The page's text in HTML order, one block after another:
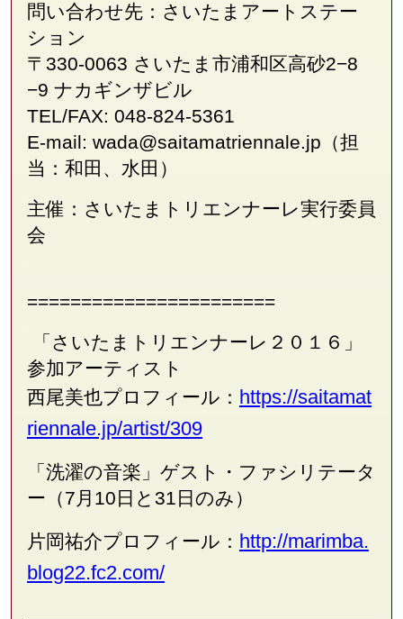
問い合わせ先：さいたまアートステー
ション
〒330-0063 さいたま市浦和区⾼砂2−8
−9 ナカギンザビル
TEL/FAX: 048-824-5361
E-mail: wada@saitamatriennale.jp（担
当：和田、水田）
主催：さいたまトリエンナーレ実⾏委員
会
=======================
「さいたまトリエンナーレ２０１６」
参加アーティスト
西尾美也プロフィール： https://saitamat
riennale.jp/artist/309
「洗濯の音楽」ゲスト・ファシリテータ
ー（7月10日と 31 日のみ）
片岡祐介プロフィール： http://marimba.
blog22.fc2.com/